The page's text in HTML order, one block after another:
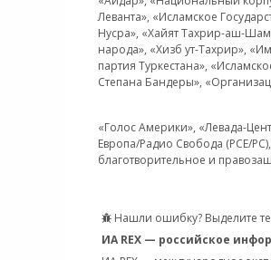
Леванта», «Исламское
Нусра», «Хайят Тахрир-аш-
народа», «Хизб ут-Тахрир»,
партия Туркестана»,
Степана Бандеры»,
«Голос Америки», «Левада-
Европа/Радио Свобода (PCE/
благотворительное и
Нашли ошибку? Выделите
ИА REX — российское